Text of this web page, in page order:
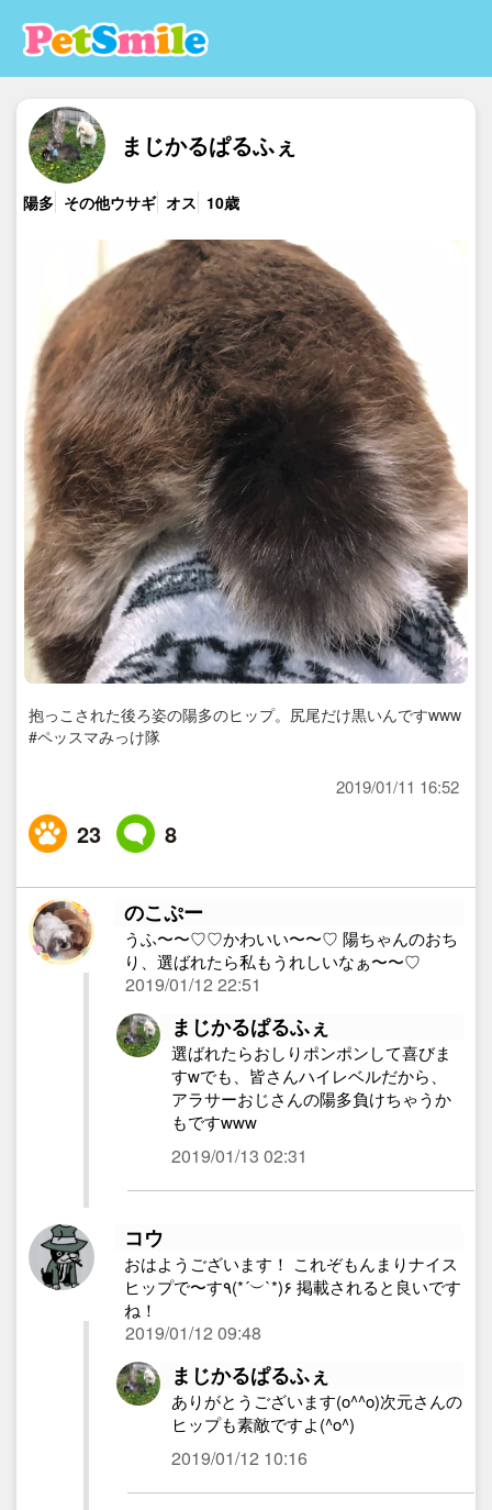
まじかるぱるふぇ
陽多 その他ウサギ オス 10歳
抱っこされた後ろ姿の陽多のヒップ。尻尾だけ黒いんですwww
#ペッスマみっけ隊
2019/01/11 16:52
23 8
のこぷー
うふ〜〜♡♡かわいい〜〜♡ 陽ちゃんのおち
り、選ばれたら私もうれしいなぁ〜〜♡
2019/01/12 22:51
まじかるぱるふぇ
選ばれたらおしりポンポンして喜びま
すwでも、皆さんハイレベルだから、
アラサーおじさんの陽多負けちゃうか
もですwww
2019/01/13 02:31
コウ
おはようございます！ これぞもんまりナイス
ヒップで〜す٩(*´︶`*)۶ 掲載されると良いです
ね！
2019/01/12 09:48
まじかるぱるふぇ
ありがとうございます(o^^o)次元さんの
ヒップも素敵ですよ(^o^)
2019/01/12 10:16